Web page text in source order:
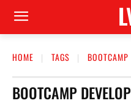
HOME TAGS
BOOTCAMP